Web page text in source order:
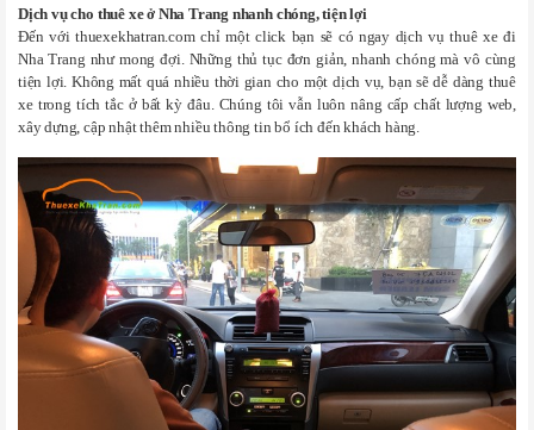
Dịch vụ cho thuê xe ở Nha Trang nhanh chóng, tiện lợi
Đến với thuexekhatran.com chỉ một click bạn sẽ có ngay dịch vụ thuê xe đi
Nha Trang như mong đợi. Những thủ tục đơn giản, nhanh chóng mà vô cùng
tiện lợi. Không mất quá nhiều thời gian cho một dịch vụ, bạn sẽ dễ dàng thuê
xe trong tích tắc ở bất kỳ đâu. Chúng tôi vẫn luôn nâng cấp chất lượng web,
xây dựng, cập nhật thêm nhiều thông tin bổ ích đến khách hàng.